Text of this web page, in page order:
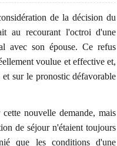
de la décision du
au recourant l'octroi d'une
avec son épouse. Ce refus
voulue et effective et,
sur le pronostic défavorable
nouvelle demande, mais
de séjour n'étaient toujours
que les conditions d'une